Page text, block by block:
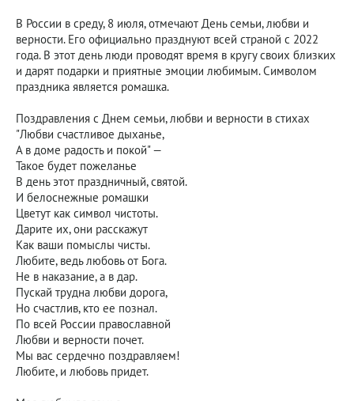
В России в среду, 8 июля, отмечают День семьи, любви и
верности. Его официально празднуют всей страной с 2022
года. В этот день люди проводят время в кругу своих близких
и дарят подарки и приятные эмоции любимым. Символом
праздника является ромашка.
Поздравления с Днем семьи, любви и верности в стихах
"Любви счастливое дыханье,
А в доме радость и покой" —
Такое будет пожеланье
В день этот праздничный, святой.
И белоснежные ромашки
Цветут как символ чистоты.
Дарите их, они расскажут
Как ваши помыслы чисты.
Любите, ведь любовь от Бога.
Не в наказание, а в дар.
Пускай трудна любви дорога,
Но счастлив, кто ее познал.
По всей России православной
Любви и верности почет.
Мы вас сердечно поздравляем!
Любите, и любовь придет.